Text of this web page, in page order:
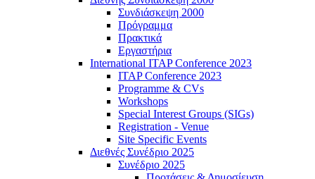
Συνδιάσκεψη 2000
Πρόγραμμα
Πρακτικά
Εργαστήρια
International ITAP Conference 2023
ITAP Conference 2023
Programme & CVs
Workshops
Special Interest Groups (SIGs)
Registration - Venue
Site Specific Events
Διεθνές Συνέδριο 2025
Συνέδριο 2025